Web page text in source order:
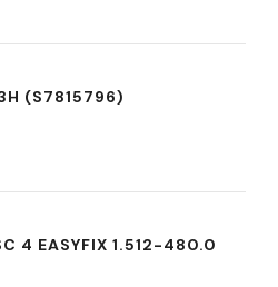
(S7815796)
4 EASYFIX 1.512-480.0